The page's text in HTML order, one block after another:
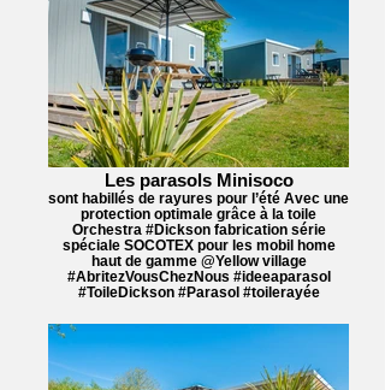
Les parasols Minisoco
sont habillés de rayures pour l’été Avec une
protection optimale grâce à la toile
Orchestra #Dickson fabrication série
spéciale SOCOTEX pour les mobil home
haut de gamme @Yellow village
#AbritezVousChezNous #ideeaparasol
#ToileDickson #Parasol #toilerayée